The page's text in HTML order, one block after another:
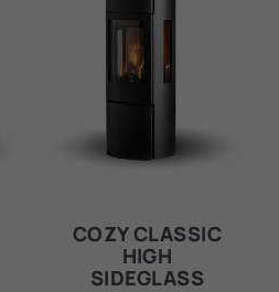
COZY CLASSIC
HIGH
SIDEGLASS